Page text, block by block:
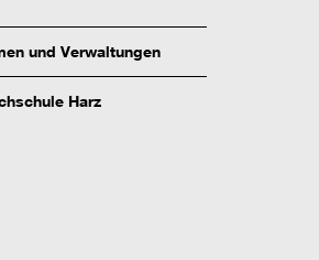
und Verwaltungen
Harz